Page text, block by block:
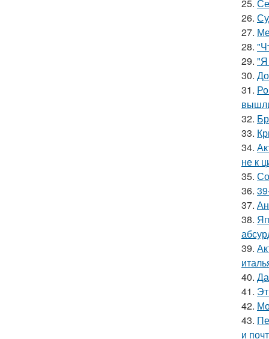
25.
26.
27.
28.
29. "Я
30.
31.
32.
33.
34.
не к
35.
36.
37.
38.
39.
40.
41.
42.
43.
и